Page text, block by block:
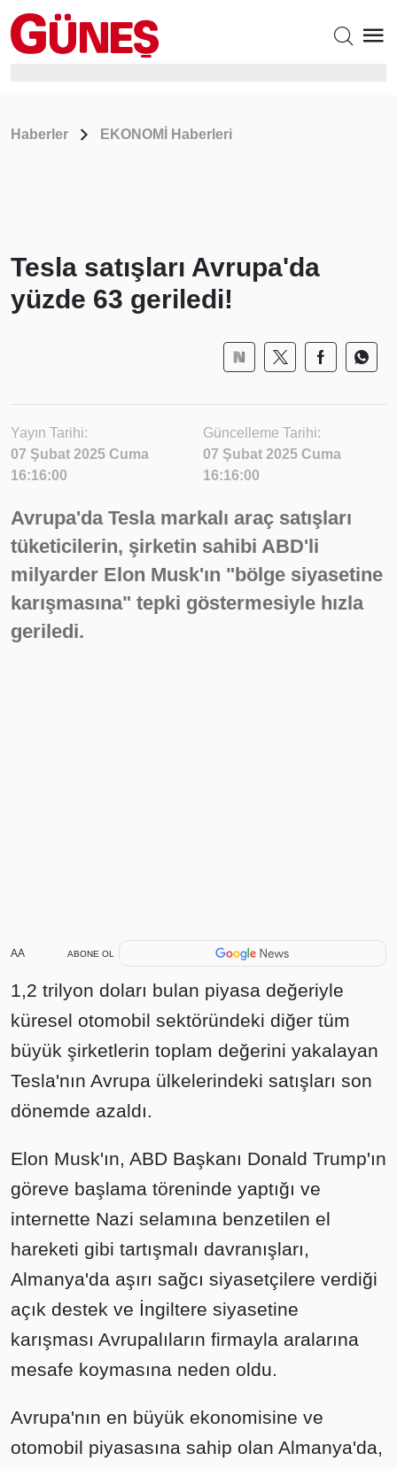
Haberler EKONOMİ Haberleri
Tesla satışları Avrupa'da
yüzde 63 geriledi!
Yayın Tarihi:
07 Şubat 2025 Cuma
16:16:00
Güncelleme Tarihi:
07 Şubat 2025 Cuma
16:16:00
Avrupa'da Tesla markalı araç satışları
tüketicilerin, şirketin sahibi ABD'li
milyarder Elon Musk'ın "bölge siyasetine
karışmasına" tepki göstermesiyle hızla
geriledi.
AA ABONE OL
1,2 trilyon doları bulan piyasa değeriyle
küresel otomobil sektöründeki diğer tüm
büyük şirketlerin toplam değerini yakalayan
Tesla'nın Avrupa ülkelerindeki satışları son
dönemde azaldı.
Elon Musk'ın, ABD Başkanı Donald Trump'ın
göreve başlama töreninde yaptığı ve
internette Nazi selamına benzetilen el
hareketi gibi tartışmalı davranışları,
Almanya'da aşırı sağcı siyasetçilere verdiği
açık destek ve İngiltere siyasetine
karışması Avrupalıların firmayla aralarına
mesafe koymasına neden oldu.
Avrupa'nın en büyük ekonomisine ve
otomobil piyasasına sahip olan Almanya'da,